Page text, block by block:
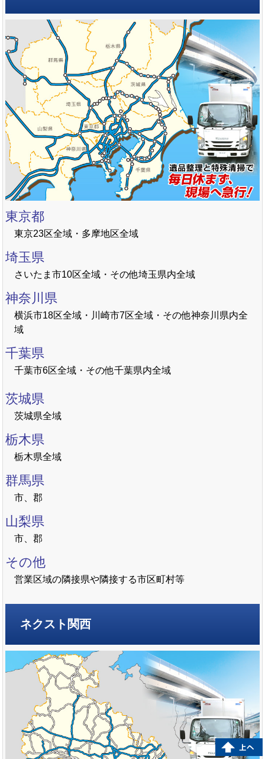
東京都
東京23区全域・多摩地区全域
埼玉県
さいたま市10区全域・その他埼玉県内全域
神奈川県
横浜市18区全域・川崎市7区全域・その他神奈川県内全
域
千葉県
千葉市6区全域・その他千葉県内全域
茨城県
茨城県全域
栃木県
栃木県全域
群馬県
市、郡
山梨県
市、郡
その他
営業区域の隣接県や隣接する市区町村等
ネクスト関西